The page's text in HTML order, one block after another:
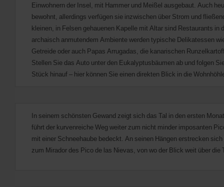
Einwohnern der Insel, mit Hammer und Meißel ausgebaut. Auch
bewohnt, allerdings verfügen sie inzwischen über Strom und
kleinen, in Felsen gehauenen Kapelle mit Altar sind Restaurants in
archaisch anmutendem Ambiente werden typische Delikatessen
Getreide oder auch Papas Arrugadas, die kanarischen
Stellen Sie das Auto unter den Eukalyptusbäumen ab und folgen
Stück hinauf – hier können Sie einen direkten Blick in die
In seinem schönsten Gewand zeigt sich das Tal in den ersten
führt der kurvenreiche Weg weiter zum nicht minder imposanten
mit einer Schneehaube bedeckt. An seinen Hängen erstrecken
zum Mirador des Pico de las Nievas, von wo der Blick weit über